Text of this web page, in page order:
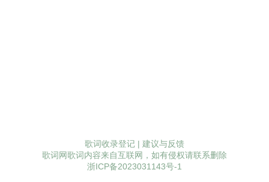
歌词收录登记 | 建议与反馈
歌词网歌词内容来自互联网，如有侵权请联系删除
浙ICP备2023031143号-1